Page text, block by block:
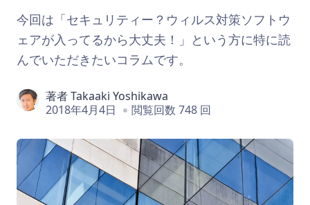
今回は「セキュリティー？ウィルス対策ソフトウ
ェアが入ってるから大丈夫！」という方に特に読
んでいただきたいコラムです。
著者Takaaki Yoshikawa
2018年4月4日
閲覧回数 748 回